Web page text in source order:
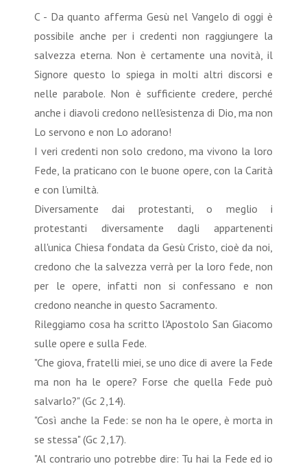
C - Da quanto afferma Gesù nel Vangelo di oggi è
possibile anche per i credenti non raggiungere la
salvezza eterna. Non è certamente una novità, il
Signore questo lo spiega in molti altri discorsi e
nelle parabole. Non è sufficiente credere, perché
anche i diavoli credono nell'esistenza di Dio, ma non
Lo servono e non Lo adorano!
I veri credenti non solo credono, ma vivono la loro
Fede, la praticano con le buone opere, con la Carità
e con l’umiltà.
Diversamente dai protestanti, o meglio i
protestanti diversamente dagli appartenenti
all'unica Chiesa fondata da Gesù Cristo, cioè da noi,
credono che la salvezza verrà per la loro fede, non
per le opere, infatti non si confessano e non
credono neanche in questo Sacramento.
Rileggiamo cosa ha scritto l'Apostolo San Giacomo
sulle opere e sulla Fede.
"Che giova, fratelli miei, se uno dice di avere la Fede
ma non ha le opere? Forse che quella Fede può
salvarlo?" (Gc 2,14).
"Così anche la Fede: se non ha le opere, è morta in
se stessa" (Gc 2,17).
"Al contrario uno potrebbe dire: Tu hai la Fede ed io